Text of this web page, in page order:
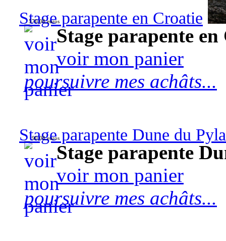
Stage parapente en Croatie
570,00 euros
Stage parapente
voir mon panier
poursuivre mes achâts...
Stage parapente Dune du
90,00 euros
Stage parapente
voir mon panier
poursuivre mes achâts...